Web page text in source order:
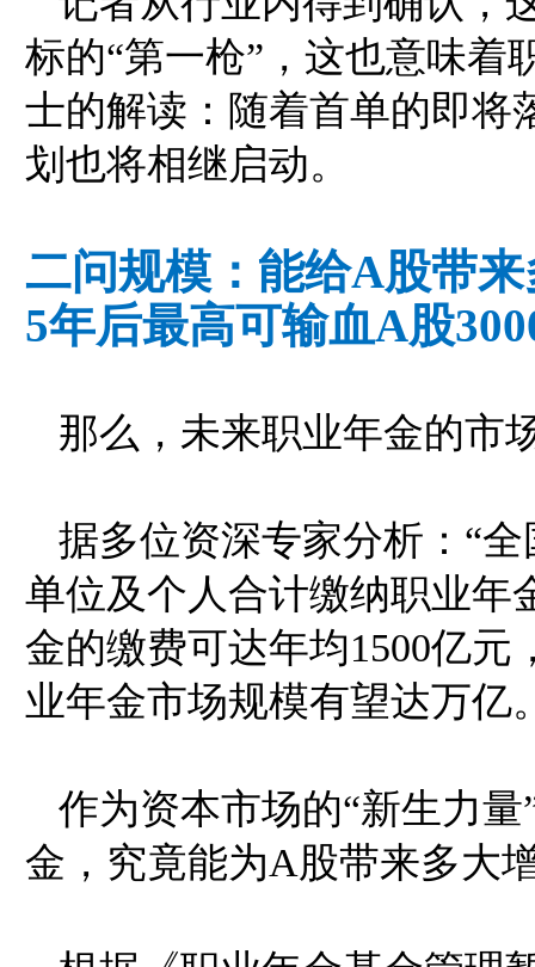
标的“第一枪”，这也意味着
士的解读：随着首单的即将
划也将相继启动。
二问规模：能给A股带
5年后最高可输血A股
那么，未来职业年金的市
据多位资深专家分析：“
单位及个人合计缴纳职业年
金的缴费可达年均1500亿
业年金市场规模有望达万亿
作为资本市场的“新生力
金，究竟能为A股带来多大